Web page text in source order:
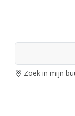
Zoek in mijn